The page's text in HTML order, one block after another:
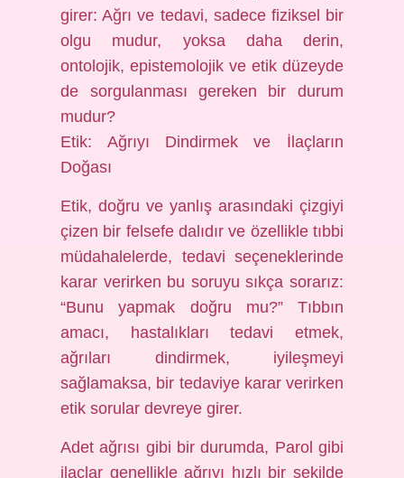
girer: Ağrı ve tedavi, sadece fiziksel bir
olgu mudur, yoksa daha derin,
ontolojik, epistemolojik ve etik düzeyde
de sorgulanması gereken bir durum
mudur?
Etik: Ağrıyı Dindirmek ve İlaçların
Doğası
Etik, doğru ve yanlış arasındaki çizgiyi
çizen bir felsefe dalıdır ve özellikle tıbbi
müdahalelerde, tedavi seçeneklerinde
karar verirken bu soruyu sıkça sorarız:
“Bunu yapmak doğru mu?” Tıbbın
amacı, hastalıkları tedavi etmek,
ağrıları dindirmek, iyileşmeyi
sağlamaksa, bir tedaviye karar verirken
etik sorular devreye girer.
Adet ağrısı gibi bir durumda, Parol gibi
ilaçlar genellikle ağrıyı hızlı bir şekilde